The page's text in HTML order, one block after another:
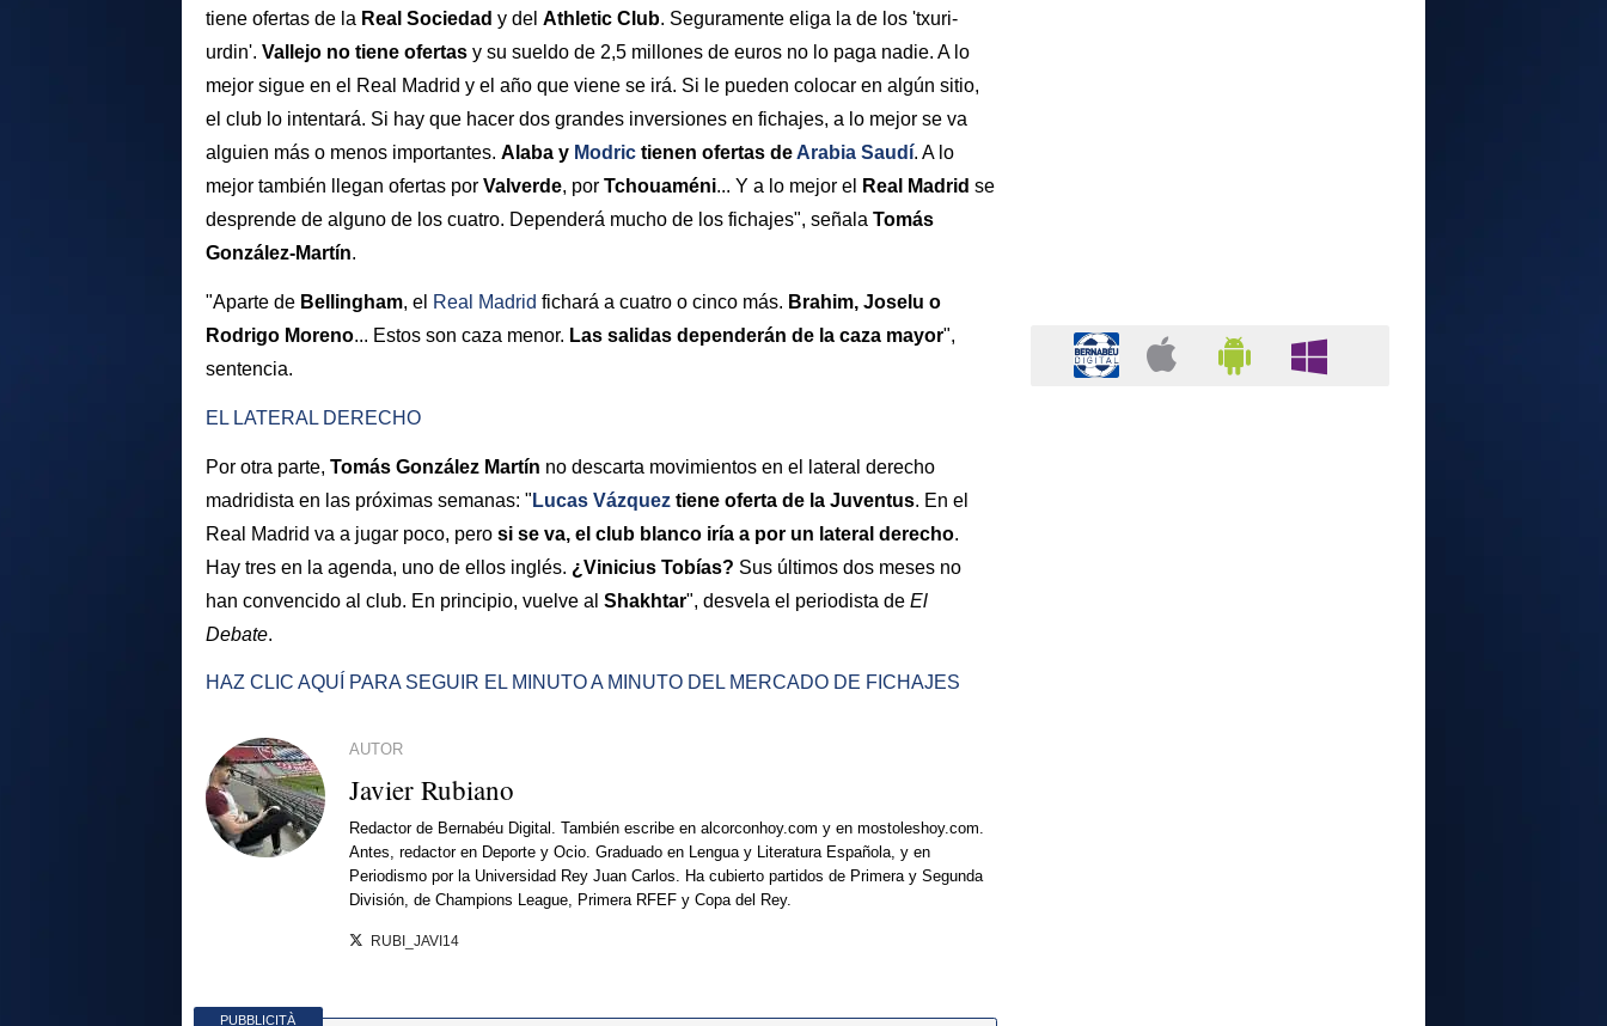
tiene ofertas de la Real Sociedad y del Athletic Club. Seguramente eliga la de los 'txuri-
urdin'. Vallejo no tiene ofertas y su sueldo de 2,5 millones de euros no lo paga nadie. A lo
mejor sigue en el Real Madrid y el año que viene se irá. Si le pueden colocar en algún sitio,
el club lo intentará. Si hay que hacer dos grandes inversiones en fichajes, a lo mejor se va
alguien más o menos importantes. Alaba y Modric tienen ofertas de Arabia Saudí. A lo
mejor también llegan ofertas por Valverde, por Tchouaméni... Y a lo mejor el Real Madrid se
desprende de alguno de los cuatro. Dependerá mucho de los fichajes", señala Tomás
González-Martín.
"Aparte de Bellingham, el Real Madrid fichará a cuatro o cinco más. Brahim, Joselu o
Rodrigo Moreno... Estos son caza menor. Las salidas dependerán de la caza mayor",
sentencia.
EL LATERAL DERECHO
Por otra parte, Tomás González Martín no descarta movimientos en el lateral derecho
madridista en las próximas semanas: " Lucas Vázquez tiene oferta de la Juventus. En el
Real Madrid va a jugar poco, pero si se va, el club blanco iría a por un lateral derecho.
Hay tres en la agenda, uno de ellos inglés. ¿Vinicius Tobías? Sus últimos dos meses no
han convencido al club. En principio, vuelve al Shakhtar", desvela el periodista de El
Debate.
HAZ CLIC AQUÍ PARA SEGUIR EL MINUTO A MINUTO DEL MERCADO DE FICHAJES
AUTOR
Javier Rubiano
Redactor de Bernabéu Digital. También escribe en alcorconhoy.com y en mostoleshoy.com.
Antes, redactor en Deporte y Ocio. Graduado en Lengua y Literatura Española, y en
Periodismo por la Universidad Rey Juan Carlos. Ha cubierto partidos de Primera y Segunda
División, de Champions League, Primera RFEF y Copa del Rey.
RUBI_JAVI14
PUBBLICITÀ